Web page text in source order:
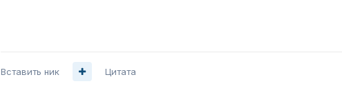
Вставить ник Цитата